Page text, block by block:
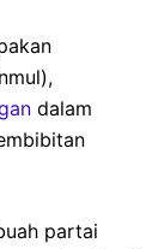
dalam
partai